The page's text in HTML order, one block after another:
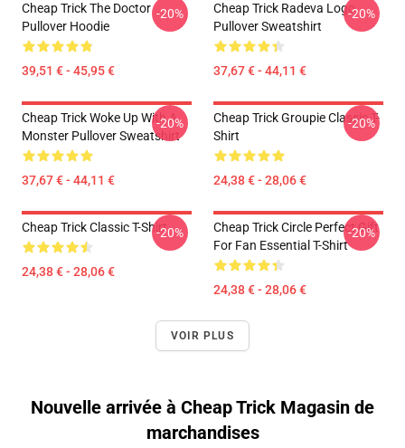
Cheap Trick The Doctor
Pullover Hoodie
39,51 € - 45,95 €
-20%
Cheap Trick Radeva Logo
Pullover Sweatshirt
37,67 € - 44,11 €
-20%
Cheap Trick Woke Up With A
Monster Pullover Sweatshirt
37,67 € - 44,11 €
-20%
Cheap Trick Groupie Classic T-
Shirt
24,38 € - 28,06 €
-20%
Cheap Trick Classic T-Shirt
24,38 € - 28,06 €
-20%
Cheap Trick Circle Perfect Gift
For Fan Essential T-Shirt
24,38 € - 28,06 €
-20%
VOIR PLUS
Nouvelle arrivée à Cheap Trick Magasin de
marchandises